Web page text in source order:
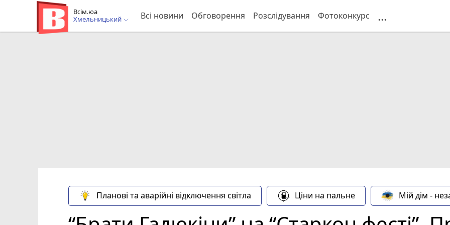
Всім.юа
Хмельницький
Всі новини Обговорення Розслідування Фотоконкурс ...
Планові та аварійні відключення світла Ціни на пальне Мій дім -